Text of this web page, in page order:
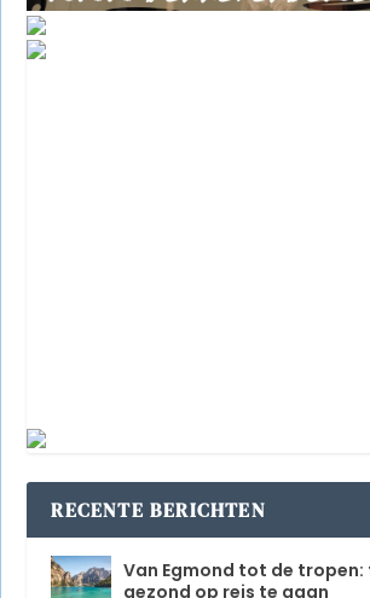
RECENTE BERICHTEN
Van Egmond tot de tropen:
gezond op reis te gaan